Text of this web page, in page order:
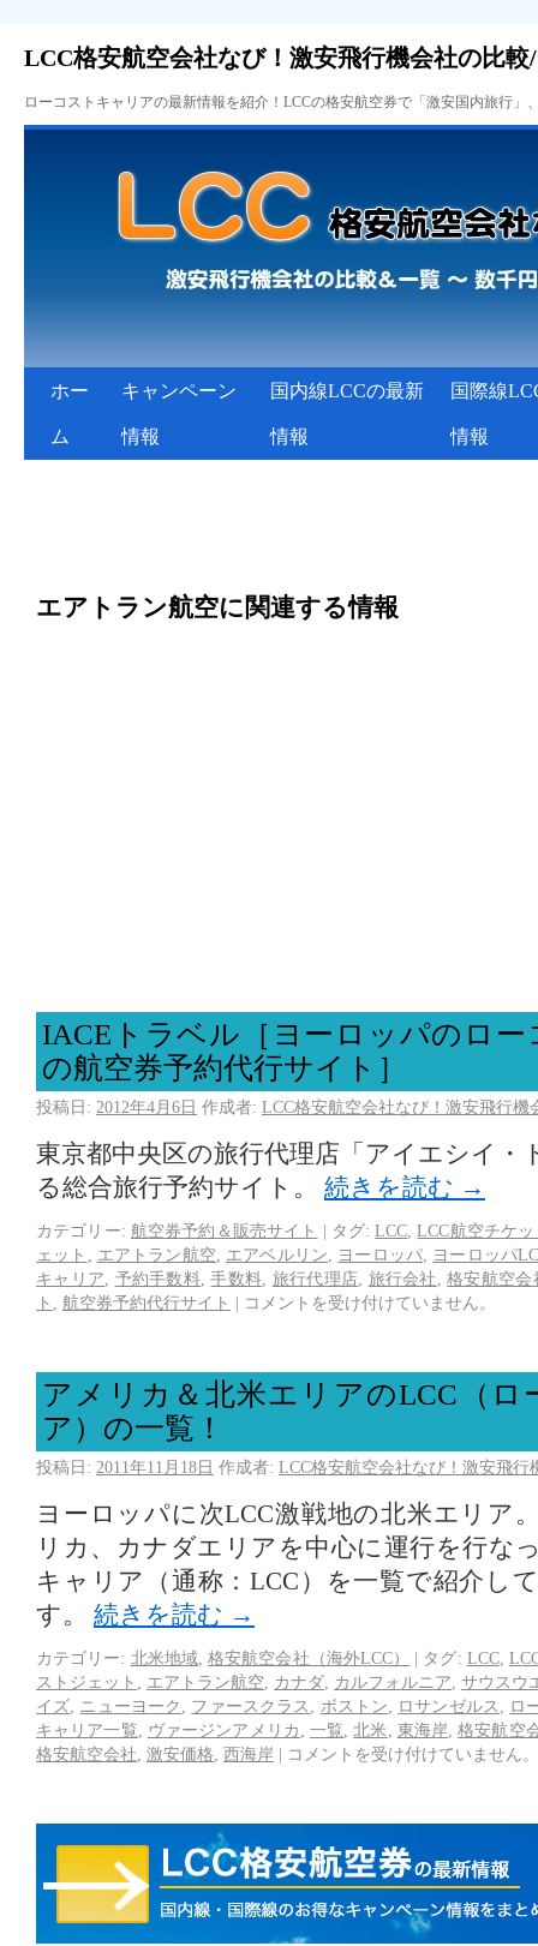
LCC格安航空会社なび！激安飛行機会社の比較
ローコストキャリアの最新情報を紹介！LCCの格安航空券で「激安国内旅行
ホー
ム
キャンペーン
情報
国内線LCCの最新
情報
国際線
情報
エアトラン航空に関連する情報
IACEトラベル［ヨーロッパのロ
の航空券予約代行サイト］
投稿日: 2012年4月6日 作成者: LCC格安航空会社なび！激安飛行機
東京都中央区の旅行代理店「アイエシイ・
る総合旅行予約サイト。 続きを読む →
カテゴリー: 航空券予約＆販売サイト | タグ: LCC ,LCC航空チケ
ェット
エアトラン航空 エアベルリン ヨーロッパ
ヨーロッパ
キャリア
予約手数料 ,手数料 旅行代理店 旅行会社 ,格安航空会
ト
航空券予約代行サイト | コメントを受け付けていません。
アメリカ＆北米エリアのLCC（ロ
ア）の一覧！
投稿日: 2011年11月18日 作成者: LCC格安航空会社なび！激安飛行
ヨーロッパに次LCC激戦地の北米エリア
リカ、カナダエリアを中心に運行を行な
キャリア（通称：LCC）を一覧で紹介し
す。 続きを読む →
カテゴリー: 北米地域 ,格安航空会社（海外LCC） | タグ: LCC,
ストジェット
エアトラン航空 カナダ カルフォルニア サウスウ
イズ
ニューヨーク ファースクラス ボストン ロサンゼルス
ロ
キャリア一覧
ヴァージンアメリカ 一覧 ,北米 東海岸 ,格安航空
格安航空会社 激安価格 西海岸 | コメントを受け付けていません。